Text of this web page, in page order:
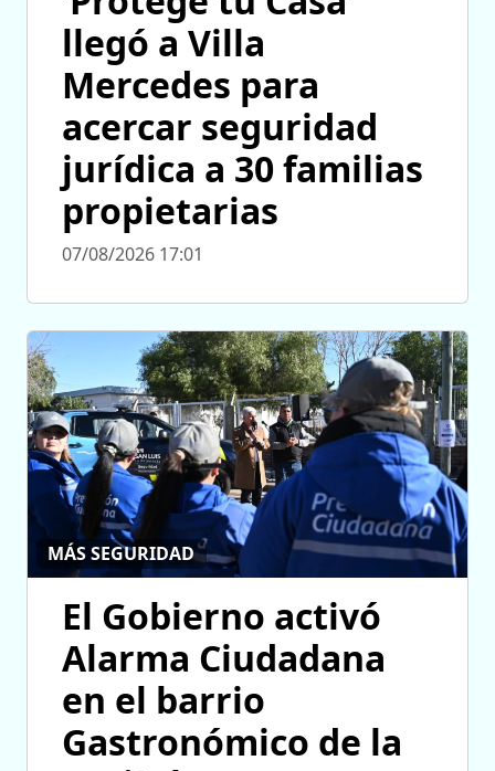
llegó a Villa
Mercedes para
acercar seguridad
jurídica a 30 familias
propietarias
07/08/2026 17:01
MÁS SEGURIDAD
El Gobierno activó
Alarma Ciudadana
en el barrio
Gastronómico de la